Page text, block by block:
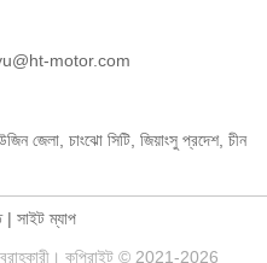
motor.com
জেলা, চাংঝো সিটি, জিয়াংসু প্রদেশ, চীন
| সাইট ম্যাপ
কপিরাইট © 2021-2026